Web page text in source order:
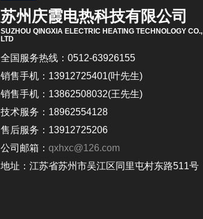
苏州庆霞电热科技有限公司
SUZHOU QINGXIA ELECTRIC HEATING TECHNOLOGY CO.,
LTD
全国服务热线：0512-63926155
销售手机：13912725401(叶先生)
销售手机：13862508032(王先生)
技术服务：18962554128
售后服务：13912725206
公司邮箱： qxhxc@126.com
地址：江苏省苏州市吴江区同里屯村东路511号